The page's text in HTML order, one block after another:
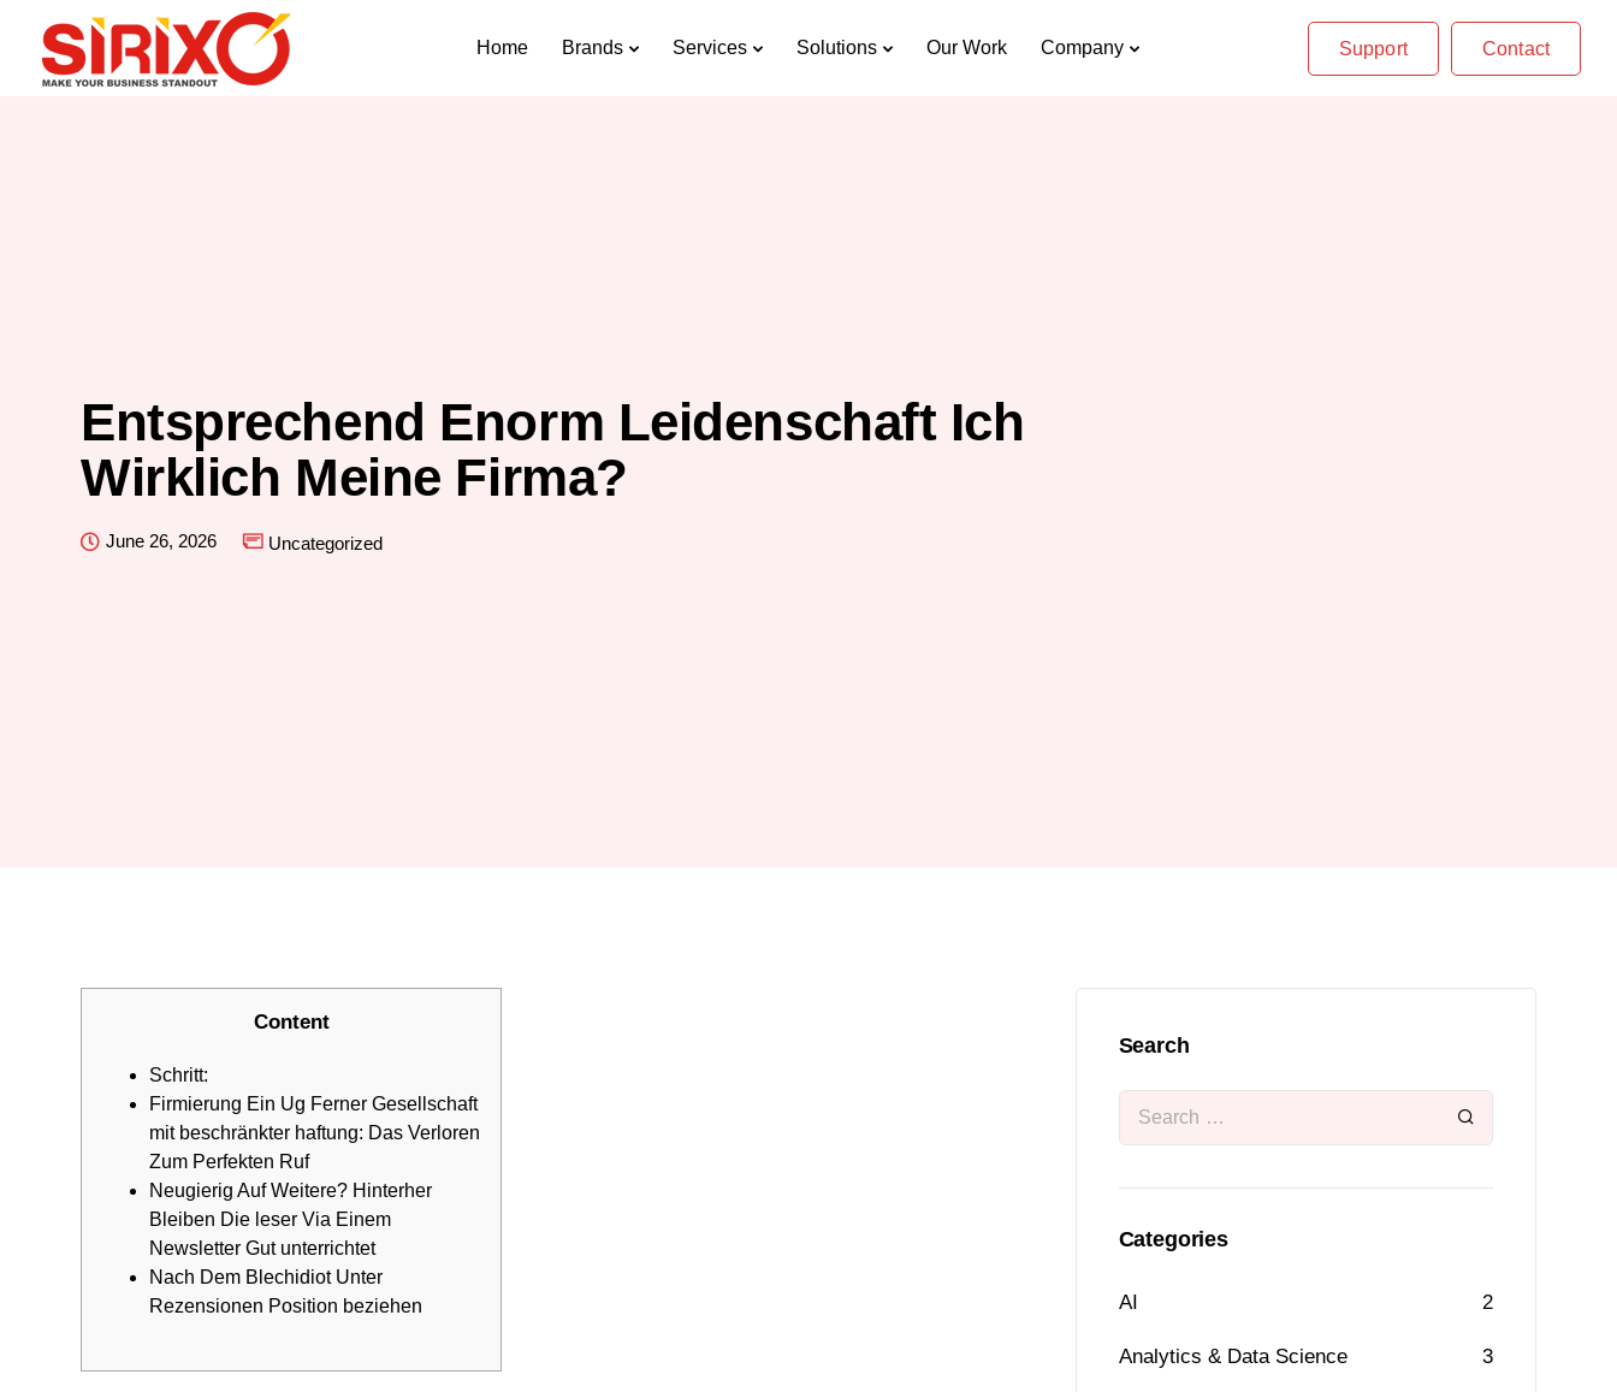
Home Brands Services Solutions Our Work Company Support Contact
Entsprechend Enorm Leidenschaft Ich
Wirklich Meine Firma?
June 26, 2026 Uncategorized
Content
Schritt:
Firmierung Ein Ug Ferner Gesellschaft
mit beschränkter haftung: Das Verloren
Zum Perfekten Ruf
Neugierig Auf Weitere? Hinterher
Bleiben Die leser Via Einem
Newsletter Gut unterrichtet
Nach Dem Blechidiot Unter
Rezensionen Position beziehen
Search
Categories
AI 2
Analytics & Data Science 3